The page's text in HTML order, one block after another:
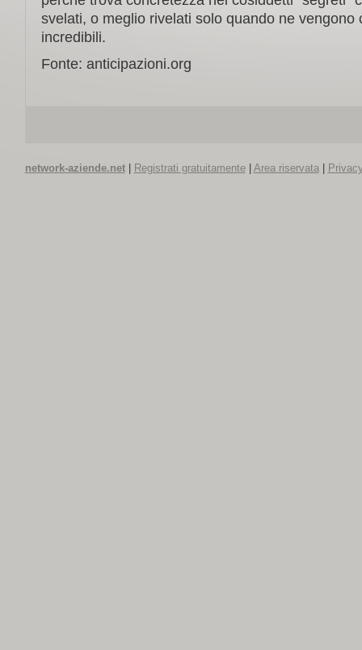
svelati, o meglio rivelati solo quando ne vengono
incredibili.
Fonte: anticipazioni.org
network-aziende.net| Registrati gratuitamente| Area riservata|